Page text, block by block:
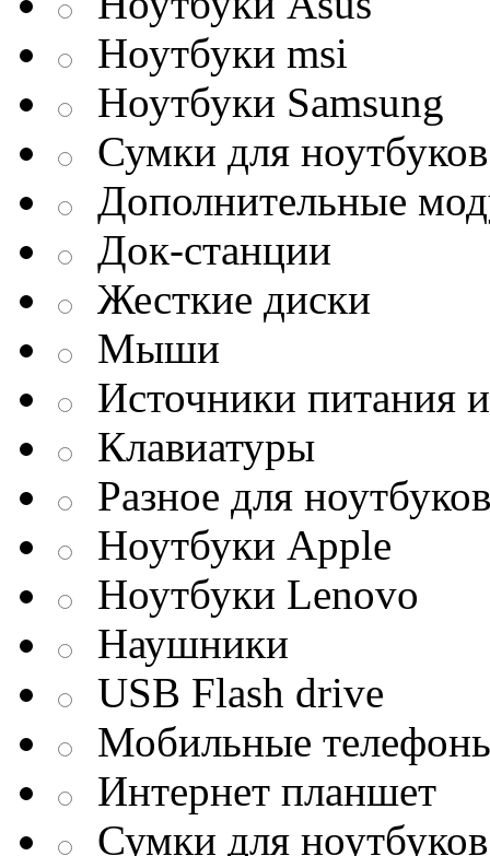
Ноутбуки msi
Ноутбуки Samsung
Сумки для ноутбуков
Дополнительные
Док-станции
Жесткие диски
Мыши
Источники питания
Клавиатуры
Разное для ноутбуков
Ноутбуки Apple
Ноутбуки Lenovo
Наушники
USB Flash drive
Мобильные
Интернет планшет
Сумки для